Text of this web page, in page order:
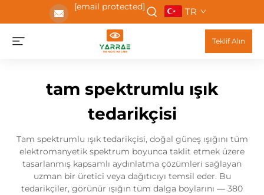
[email protected] TR
Teklif Alın
tam spektrumlu ışık
tedarikçisi
Tam spektrumlu ışık tedarikçisi, doğal güneş ışığını tüm
elektromanyetik spektrum boyunca taklit etmek üzere
tasarlanmış kapsamlı aydınlatma çözümleri sağlayan
uzman bir üretici veya dağıtıcıyı temsil eder. Bu
tedarikçiler, görünür ışığın tüm dalga boylarını — 380